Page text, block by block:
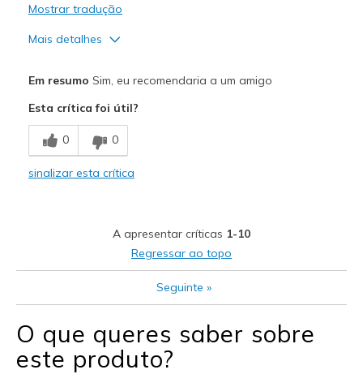
Mostrar tradução
Mais detalhes
Melhores utilizações
Casual Wear
Em resumo Sim, eu recomendaria a um amigo
Esta crítica foi útil?
0 0
sinalizar esta crítica
A apresentar críticas 1-10
Regressar ao topo
Seguinte »
O que queres saber sobre
este produto?